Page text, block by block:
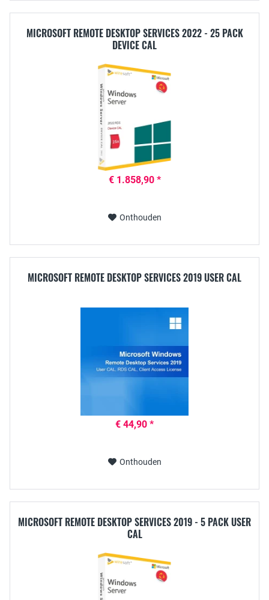
MICROSOFT REMOTE DESKTOP SERVICES 2022 - 25 PACK
DEVICE CAL
€ 1.858,90 *
Onthouden
MICROSOFT REMOTE DESKTOP SERVICES 2019 USER CAL
€ 44,90 *
Onthouden
MICROSOFT REMOTE DESKTOP SERVICES 2019 - 5 PACK USER
CAL